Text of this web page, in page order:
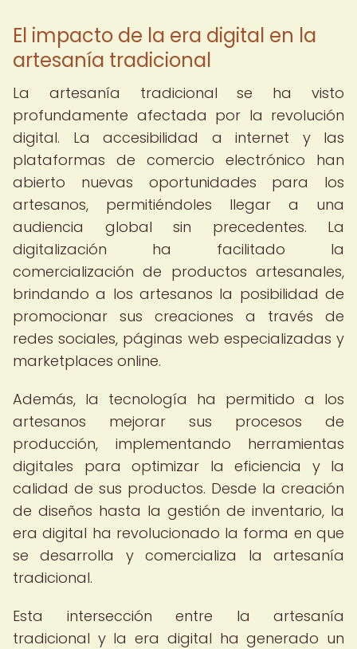
El impacto de la era digital en la
artesanía tradicional
La artesanía tradicional se ha visto
profundamente afectada por la revolución
digital. La accesibilidad a internet y las
plataformas de comercio electrónico han
abierto nuevas oportunidades para los
artesanos, permitiéndoles llegar a una
audiencia global sin precedentes. La
digitalización ha facilitado la
comercialización de productos artesanales,
brindando a los artesanos la posibilidad de
promocionar sus creaciones a través de
redes sociales, páginas web especializadas y
marketplaces online.
Además, la tecnología ha permitido a los
artesanos mejorar sus procesos de
producción, implementando herramientas
digitales para optimizar la eficiencia y la
calidad de sus productos. Desde la creación
de diseños hasta la gestión de inventario, la
era digital ha revolucionado la forma en que
se desarrolla y comercializa la artesanía
tradicional.
Esta intersección entre la artesanía
tradicional y la era digital ha generado un